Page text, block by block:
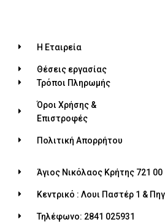
Η Εταιρεία
Θέσεις εργασίας
Τρόποι Πληρωμής
Όροι Χρήσης &
Επιστροφές
Πολιτική Απορρήτου
Άγιος Νικόλαος Κρήτης 721 00
Κεντρικό : Λουι Παστέρ 1 &
Τηλέφωνο: 2841 025931